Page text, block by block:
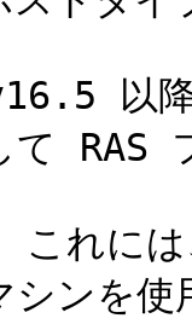
以降
て RAS
れには
シンを